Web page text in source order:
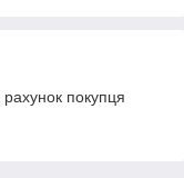
покупця